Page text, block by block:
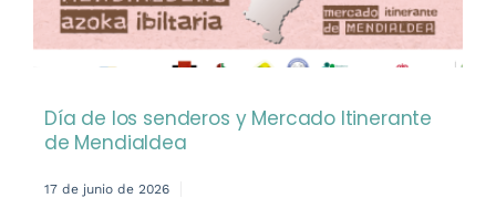
Día de los senderos y Mercado Itinerante
de Mendialdea
17 de junio de 2026